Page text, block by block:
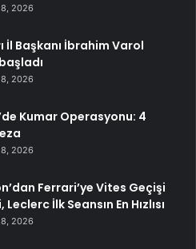
2026
İl Başkanı İbrahim Varol
2026
Kumar Operasyonu: 4
2026
Ferrari’ye Vites Geçişi
İlk Seansın En Hızlısı
2026